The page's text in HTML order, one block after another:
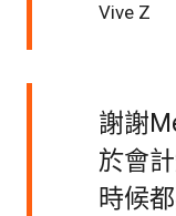
Vive Z
謝謝
於會
時候